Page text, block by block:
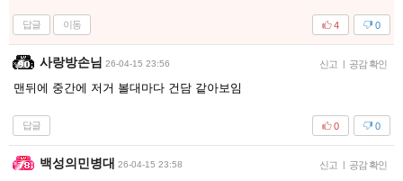
답글 이동 0
4
사랑방손님 26-04-15 23:56 신고 | 공감 확인
맨뒤에 중간에 저거 볼대마다 건담 같아보임
답글 0
0
백성의민병대 26-04-15 23:58 신고 | 공감 확인